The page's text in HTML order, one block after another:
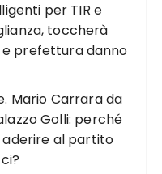
per TIR e
toccherà
e prefettura danno
Mario Carrara da
Golli: perché
aderire al partito